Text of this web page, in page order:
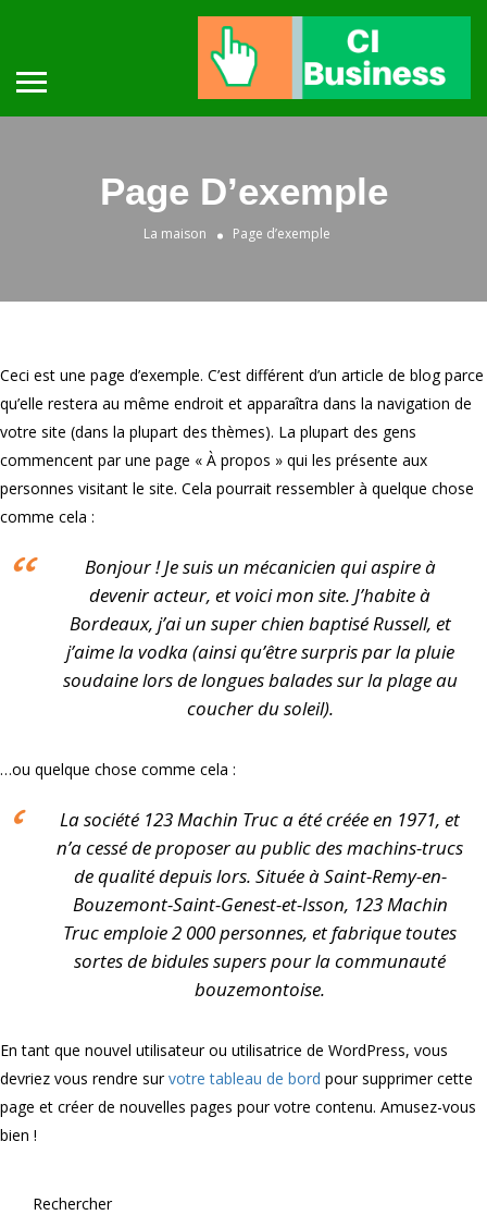
Page D’exemple
La maison Page d’exemple
Ceci est une page d’exemple. C’est différent d’un article de blog parce
qu’elle restera au même endroit et apparaîtra dans la navigation de
votre site (dans la plupart des thèmes). La plupart des gens
commencent par une page « À propos » qui les présente aux
personnes visitant le site. Cela pourrait ressembler à quelque chose
comme cela :
Bonjour ! Je suis un mécanicien qui aspire à
devenir acteur, et voici mon site. J’habite à
Bordeaux, j’ai un super chien baptisé Russell, et
j’aime la vodka (ainsi qu’être surpris par la pluie
soudaine lors de longues balades sur la plage au
coucher du soleil).
…ou quelque chose comme cela :
La société 123 Machin Truc a été créée en 1971, et
n’a cessé de proposer au public des machins-trucs
de qualité depuis lors. Située à Saint-Remy-en-
Bouzemont-Saint-Genest-et-Isson, 123 Machin
Truc emploie 2 000 personnes, et fabrique toutes
sortes de bidules supers pour la communauté
bouzemontoise.
En tant que nouvel utilisateur ou utilisatrice de WordPress, vous
devriez vous rendre survotre tableau de bord pour supprimer cette
page et créer de nouvelles pages pour votre contenu. Amusez-vous
bien !
Rechercher